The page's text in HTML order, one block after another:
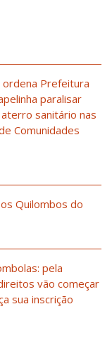
ordena Prefeitura
paralisar
sanitário nas
Comunidades
Quilombos do
pela
vão começar
sua inscrição